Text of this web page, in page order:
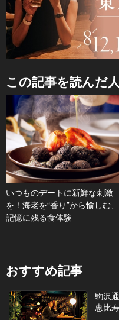
この記事を読んだ
いつものデートに新鮮な刺激
を！海老を“香り”から愉しむ、
記憶に残る食体験
おすすめ記事
駒沢
恵比